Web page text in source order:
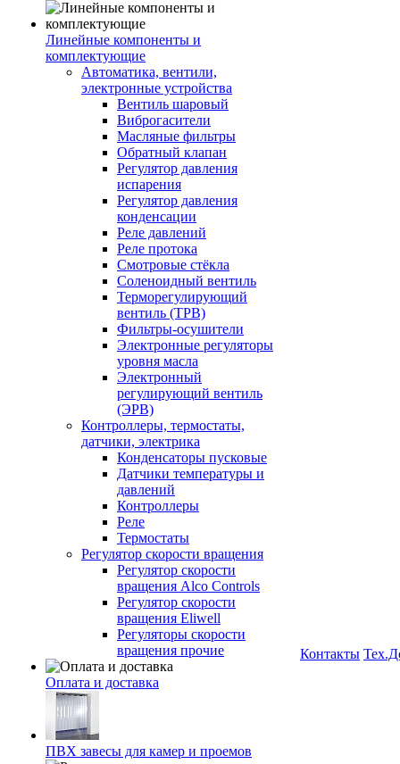
Линейные компоненты и
комплектующие
Автоматика, вентили,
электронные устройства
Вентиль шаровый
Виброгасители
Масляные фильтры
Обратный клапан
Регулятор давления
испарения
Регулятор давления
конденсации
Реле давлений
Реле протока
Смотровые стёкла
Соленоидный вентиль
Терморегулирующий
вентиль (ТРВ)
Фильтры-осушители
Электронные регуляторы
уровня масла
Электронный
регулирующий вентиль
(ЭРВ)
Контроллеры, термостаты,
датчики, электрика
Конденсаторы пусковые
Датчики температуры и
давлений
Контроллеры
Реле
Термостаты
Регулятор скорости вращения
Регулятор скорости
вращения Alco Controls
Регулятор скорости
вращения Eliwell
Регуляторы скорости
вращения прочие
Оплата и доставка
ПВХ завесы для камер и проемов
Контакты